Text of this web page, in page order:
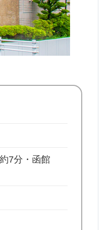
7分・函館